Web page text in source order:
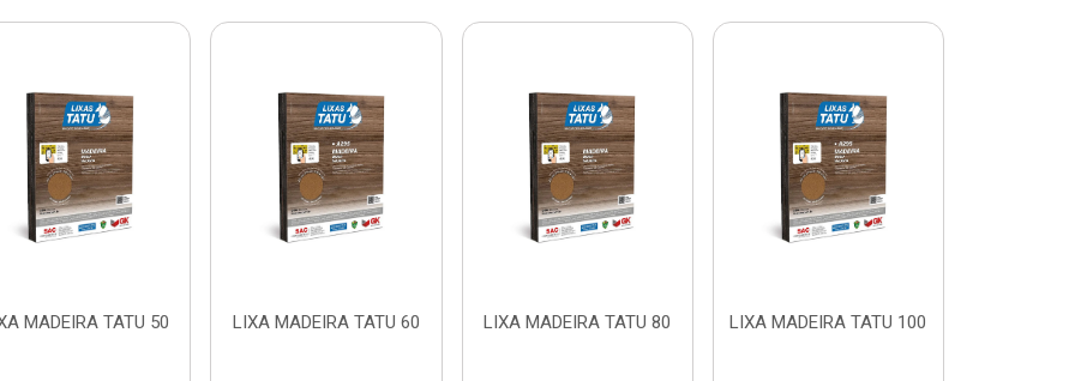
MADEIRA TATU 50 LIXA MADEIRA TATU 60 LIXA MADEIRA TATU 80 LIXA MADEIRA TATU 100